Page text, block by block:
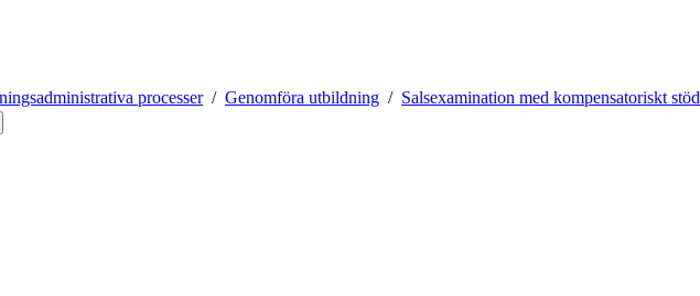
processer Genomföra utbildning Salsexamination med kompensatoriskt stöd